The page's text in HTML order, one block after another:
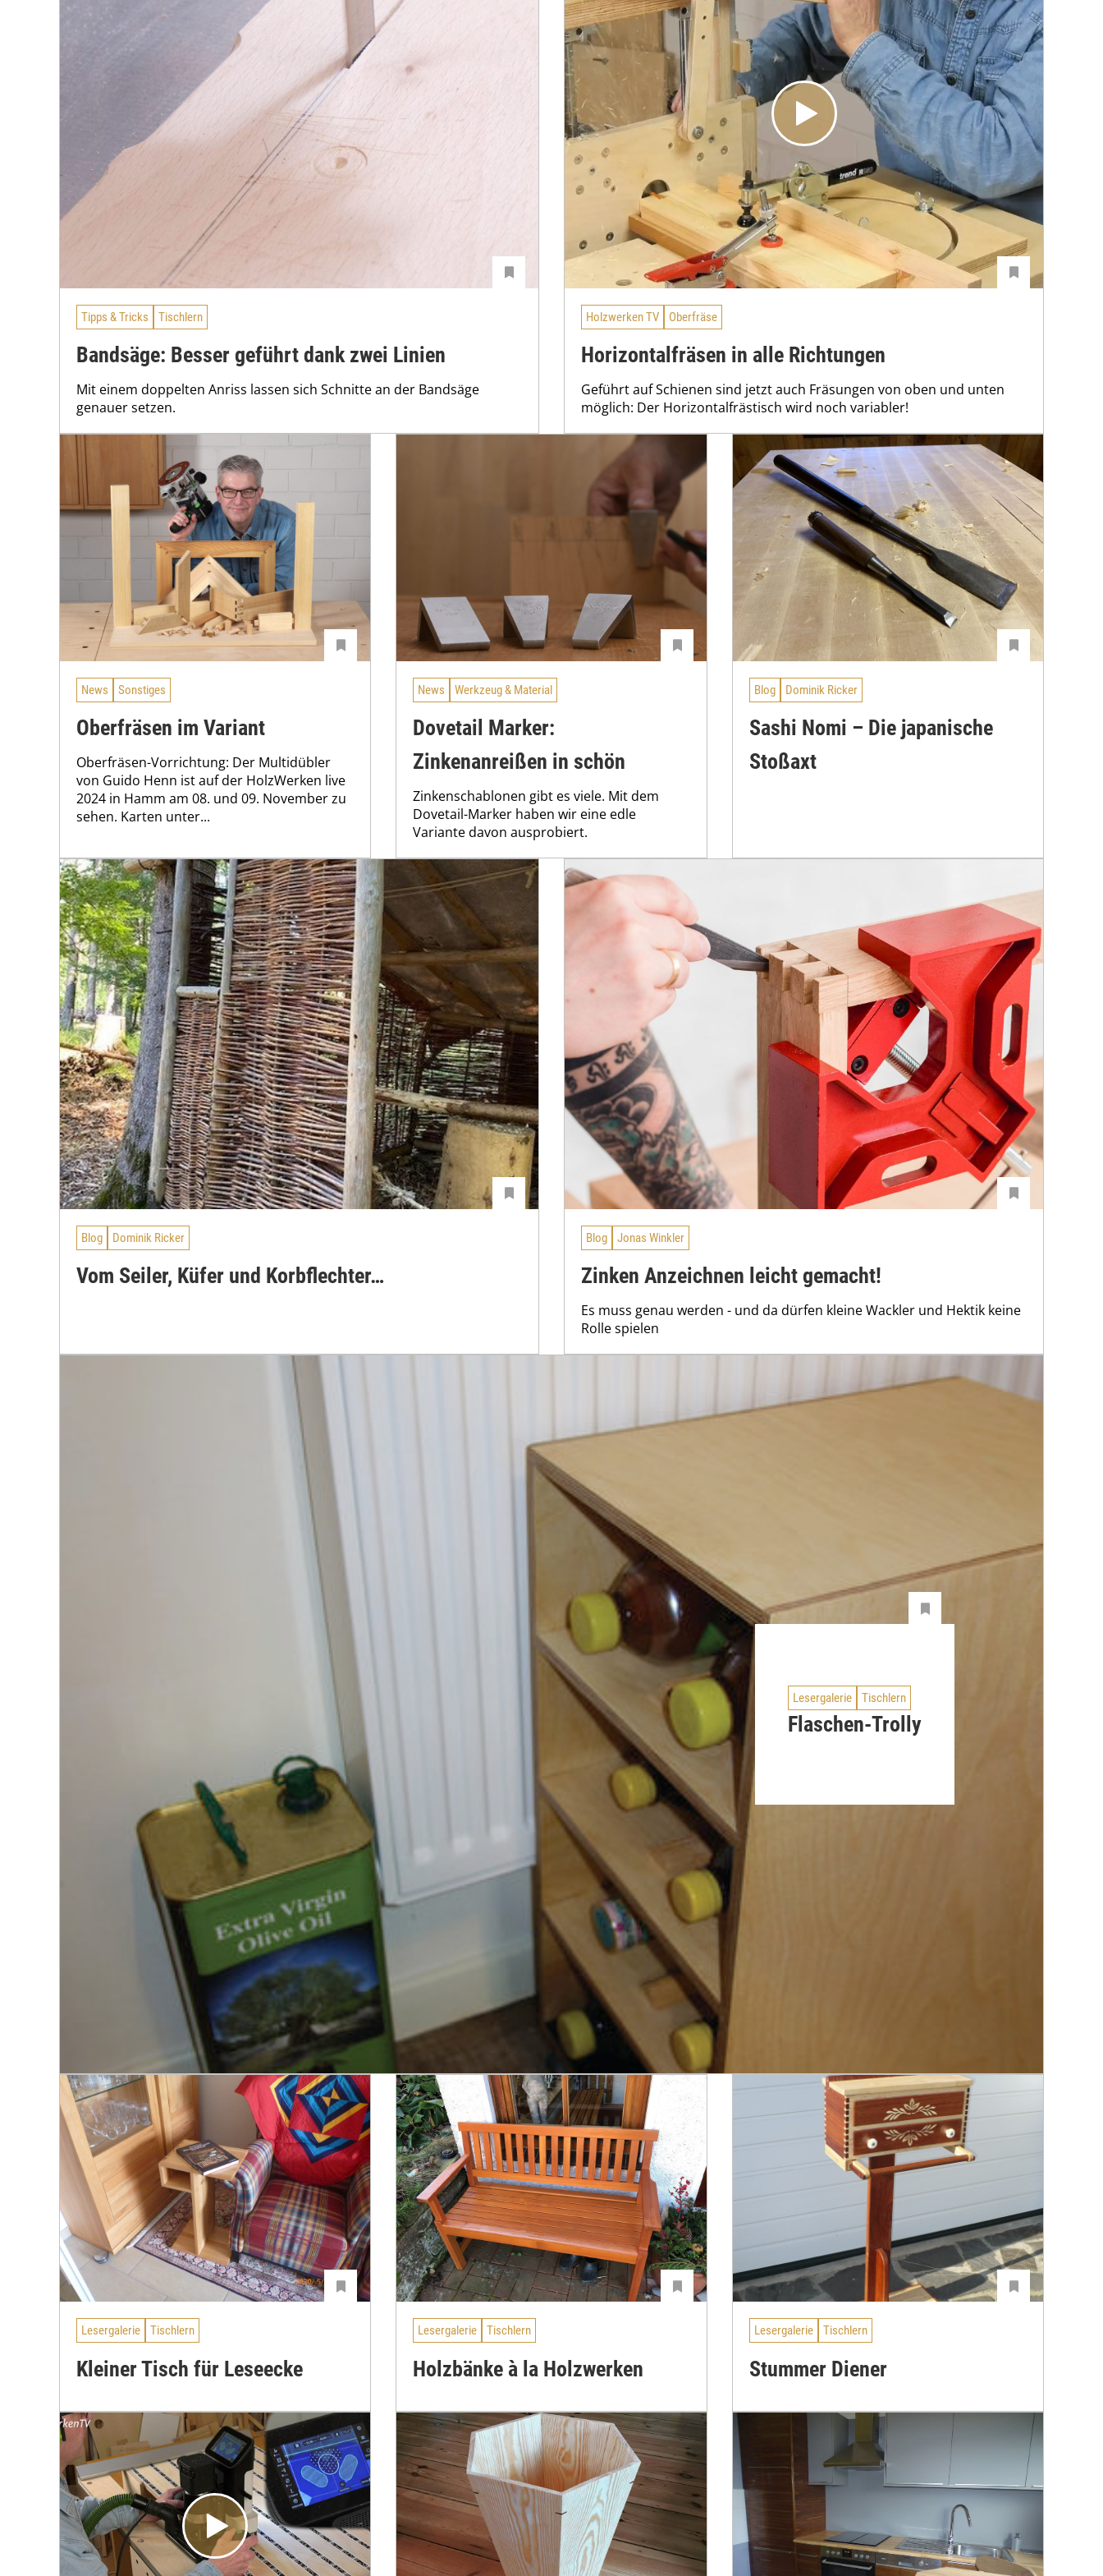
Tipps & Tricks Tischlern
Bandsäge: Besser geführt dank zwei Linien
Mit einem doppelten Anriss lassen sich Schnitte an der Bandsäge
genauer setzen.
Holzwerken TV Oberfräse
Horizontalfräsen in alle Richtungen
Geführt auf Schienen sind jetzt auch Fräsungen von oben und unten
möglich: Der Horizontalfrästisch wird noch variabler!
News Sonstiges
Oberfräsen im Variant
Oberfräsen-Vorrichtung: Der Multidübler
von Guido Henn ist auf der HolzWerken live
2024 in Hamm am 08. und 09. November zu
sehen. Karten unter...
News Werkzeug & Material
Dovetail Marker:
Zinkenanreißen in schön
Zinkenschablonen gibt es viele. Mit dem
Dovetail-Marker haben wir eine edle
Variante davon ausprobiert.
Blog Dominik Ricker
Sashi Nomi – Die japanische
Stoßaxt
Blog Dominik Ricker
Vom Seiler, Küfer und Korbflechter…
Blog Jonas Winkler
Zinken Anzeichnen leicht gemacht!
Es muss genau werden - und da dürfen kleine Wackler und Hektik keine
Rolle spielen
Lesergalerie Tischlern
Flaschen-Trolly
Lesergalerie Tischlern
Kleiner Tisch für Leseecke
Lesergalerie Tischlern
Holzbänke à la Holzwerken
Lesergalerie Tischlern
Stummer Diener